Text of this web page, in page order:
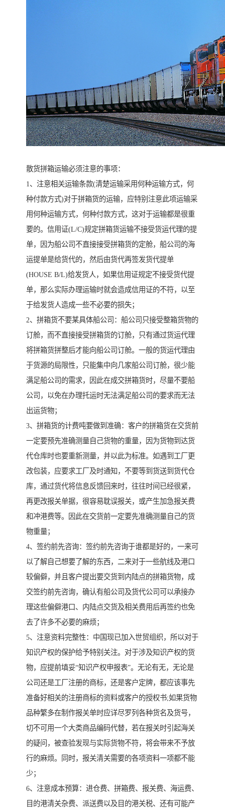
散货拼箱运输必须注意的事项：
1、注意相关运输条款(清楚运输采用何种运输方式，何
种付款方式)对于拼箱货的运输，应特别注意此项运输采
用何种运输方式，何种付款方式，这对于运输都是很重
要的。信用证(L/C)规定拼箱货运输不接受货运代理的提
单，因为船公司不直接接受拼箱货的定舱，船公司的海
运提单是给货代的，然后由货代再签发货代提单
(HOUSE B/L)给发货人，如果信用证规定不接受货代提
单，那么实际办理运输时就会造成信用证的不符，以至
于给发货人造成一些不必要的损失；
2、拼箱货不要某具体船公司：船公司只接受整箱货物的
订舱，而不直接接受拼箱货的订舱，只有通过货运代理
将拼箱货拼整后才能向船公司订舱。一般的货运代理由
于货源的局限性，只能集中向几家船公司订舱，很少能
满足船公司的需求，因此在成交拼箱货时，尽量不要船
公司，以免在办理托运时无法满足船公司的要求而无法
出运货物；
3、拼箱货的计费吨要做到准确：客户的拼箱货在交货前
一定要预先准确测量自己货物的重量，因为货物到达货
代仓库时也要重新测量，并以此为标准。如遇到工厂更
改包装，应要求工厂及时通知，不要等到货送到货代仓
库，通过货代将信息反馈回来时，往往时间已经很紧，
再更改报关单据，很容易耽误报关，或产生加急报关费
和冲港费等。因此在交货前一定要先准确测量自己的货
物重量；
4、签约前先咨询：签约前先咨询于谁都是好的，一来可
以了解自己想要了解的东西，二来对于一些航线及港口
较偏僻，并且客户提出要交货到内陆点的拼箱货物，成
交签约前先咨询，确认有船公司及货代公司可以承接办
理这些偏僻港口、内陆点交货及相关费用后再签约也免
去了许多不必要的麻烦；
5、注意资料完整性：中国现已加入世贸组织，所以对于
知识产权的保护给予特别关注。对于涉及知识产权的货
物，应提前填妥“知识产权申报表”。无论有无，无论是
公司还是工厂注册的商标，还是客户定牌，都应该事先
准备好相关的注册商标的资料或客户的授权书;如果货物
品种繁多在制作报关单时应详尽罗列各种货名及货号，
切不可用一个大类商品编码代替，若在报关时引起海关
的疑问，被查验发现与实际货物不符，将会带来不予放
行的麻烦。同时，报关清关需要的各项资料一项都不能
少；
6、注意成本预算：进仓费、拼箱费、报关费、海运费、
目的港清关杂费、派送费以及目的港关税、还有可能产